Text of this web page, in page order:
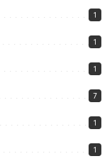
1
1
1
7
1
1